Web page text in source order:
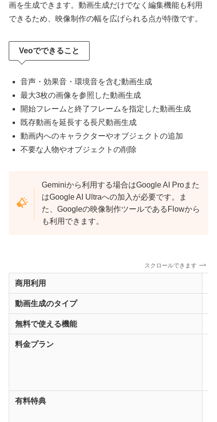
画を生成できます。動画生成だけでなく編集機能も利用
できるため、映像制作の幅を広げられる点が特徴です。
Veoでできること
音声・効果音・環境音を含む動画生成
最大3枚の画像を参照した動画生成
開始フレームと終了フレームを指定した動画生成
既存動画を延長する長尺動画生成
動画内へのキャラクターやオブジェクトの追加
不要な人物やオブジェクトの削除
Geminiから利用する場合はGoogle AI Proまた
はGoogle AI Ultraへの加入が必要です。ま
た、Googleの映像制作ツールであるFlowから
も利用できます。
スクロールできます
商用利用
動画生成のタイプ
無料で使える機能
料金プラン
有料特典